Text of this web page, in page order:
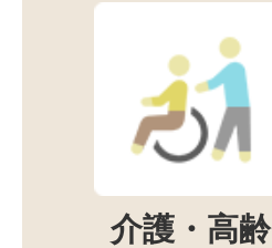
介護・高齢